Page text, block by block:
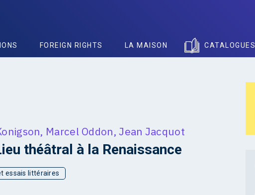
FOREIGN RIGHTS LA MAISON CATALOGUES
, Marcel Oddon,Jean Jacquot
théâtral à la Renaissance
essais littéraires